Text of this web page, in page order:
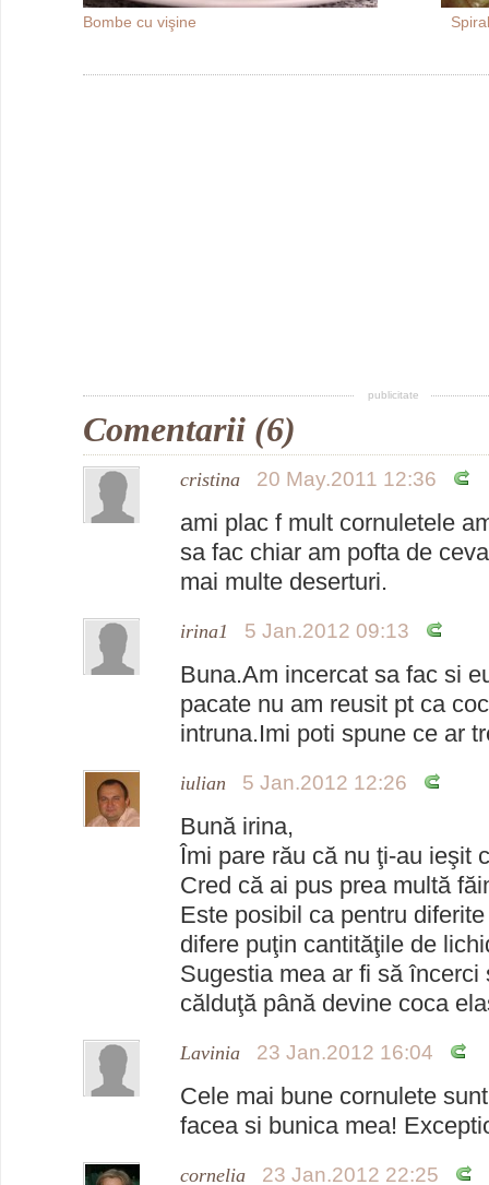
Bombe cu vişine
publicitate
Comentarii (6)
cristina 20 May.2011 12:36
ami plac f mult cornuletele
sa fac chiar am pofta de
mai multe deserturi.
irina1 5 Jan.2012 09:13
Buna.Am incercat sa fac si
pacate nu am reusit pt ca
intruna.Imi poti spune ce ar
iulian 5 Jan.2012 12:26
Bună irina,
Îmi pare rău că nu ţi-au ieşit
Cred că ai pus prea multă
Este posibil ca pentru
difere puţin cantităţile de
Sugestia mea ar fi să încerci
călduţă până devine coca
Lavinia 23 Jan.2012 16:04
Cele mai bune cornulete
facea si bunica mea!
cornelia 23 Jan.2012 22:25